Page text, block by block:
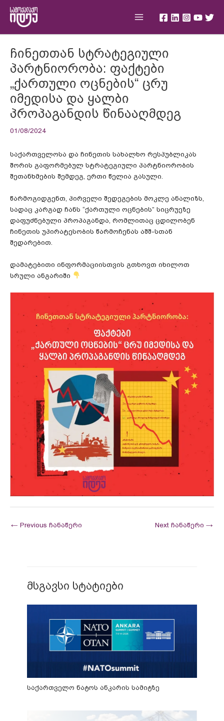
content
ჩინეთთან სტრატეგიული
პარტნიორობა: ფაქტები
„ქართული ოცნების“ ცრუ
იმედისა და ყალბი
პროპაგანდის წინააღმდეგ
01/08/2024
საქართველოსა და ჩინეთის სახალხო რესპუბლიკას
შორის გაფორმებულ სტრატეგიული პარტნიორობის
შეთანხმების შემდეგ, ერთი წელია გასული.
წარმოგიდგენთ, პირველი შედეგების მოკლე ანალიზს,
სადაც კარგად ჩანს “ქართული ოცნების” სიცრუეზე
დაფუძნებული პროპაგანდა, რომლითაც ცდილობენ
ჩინეთის უპირატესობის წარმოჩენას აშშ-სთან
შედარებით.
დამატებითი ინფორმაციისთვის გთხოვთ იხილოთ
სრული ანგარიში
navigation
← Previous ჩანაწერი Next ჩანაწერი →
მსგავსი სტატიები
საქართველო ნატოს ანკარის სამიტზე